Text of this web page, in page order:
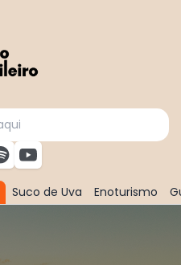
Suco de Uva Enoturismo